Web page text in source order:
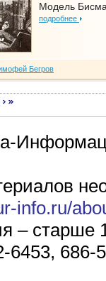
Модель
подробнее
Бегров
info.ru/
– старше
6453, 686-